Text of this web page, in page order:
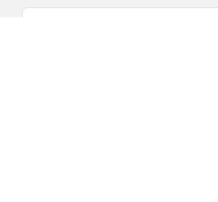
Indtast din e-mailadresse